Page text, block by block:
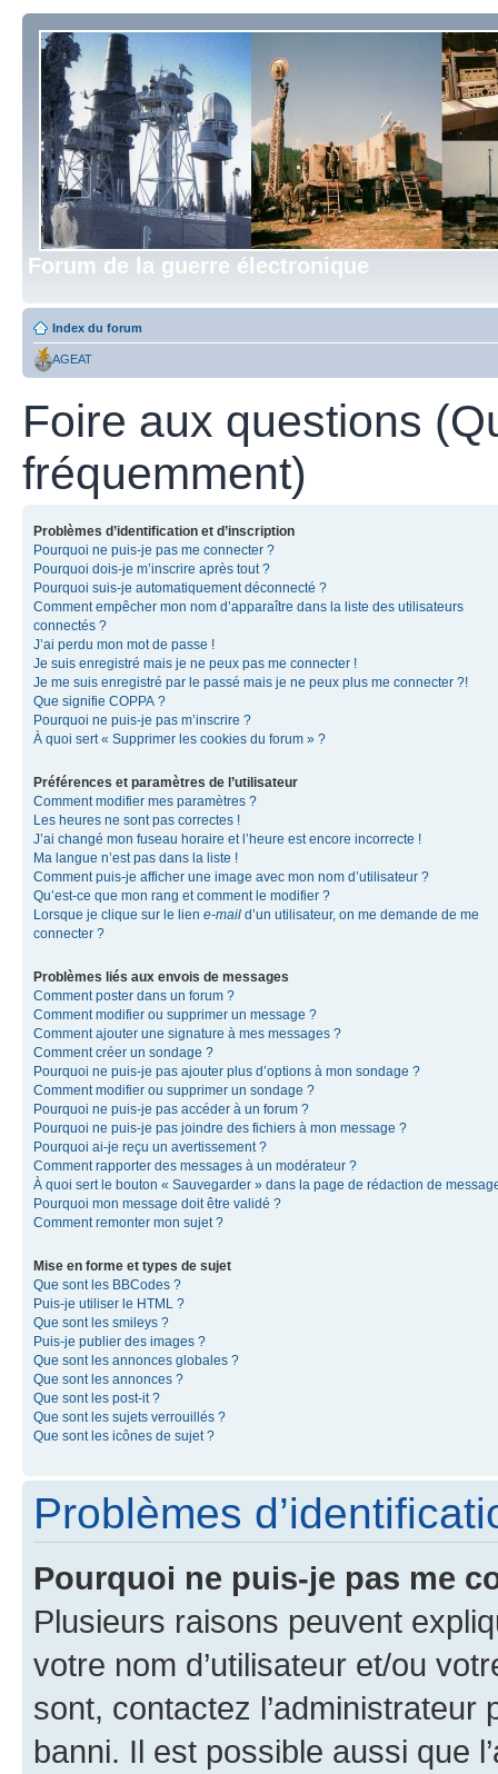
Forum de la guerre électronique
Index du forum
AGEAT
Foire aux questions
fréquemment)
Problèmes d’identification et d’inscription
Pourquoi ne puis-je pas me connecter ?
Pourquoi dois-je m’inscrire après tout ?
Pourquoi suis-je automatiquement déconnecté ?
Comment empêcher mon nom d’apparaître dans la liste des utilisateurs
connectés ?
J’ai perdu mon mot de passe !
Je suis enregistré mais je ne peux pas me connecter !
Je me suis enregistré par le passé mais je ne peux plus me connecter ?!
Que signifie COPPA ?
Pourquoi ne puis-je pas m’inscrire ?
À quoi sert « Supprimer les cookies du forum » ?
Préférences et paramètres de l’utilisateur
Comment modifier mes paramètres ?
Les heures ne sont pas correctes !
J’ai changé mon fuseau horaire et l’heure est encore incorrecte !
Ma langue n’est pas dans la liste !
Comment puis-je afficher une image avec mon nom d’utilisateur ?
Qu’est-ce que mon rang et comment le modifier ?
Lorsque je clique sur le lien e-mail d’un utilisateur, on me demande de me
connecter ?
Problèmes liés aux envois de messages
Comment poster dans un forum ?
Comment modifier ou supprimer un message ?
Comment ajouter une signature à mes messages ?
Comment créer un sondage ?
Pourquoi ne puis-je pas ajouter plus d’options à mon sondage ?
Comment modifier ou supprimer un sondage ?
Pourquoi ne puis-je pas accéder à un forum ?
Pourquoi ne puis-je pas joindre des fichiers à mon message ?
Pourquoi ai-je reçu un avertissement ?
Comment rapporter des messages à un modérateur ?
À quoi sert le bouton « Sauvegarder » dans la page de rédaction de
Pourquoi mon message doit être validé ?
Comment remonter mon sujet ?
Mise en forme et types de sujet
Que sont les BBCodes ?
Puis-je utiliser le HTML ?
Que sont les smileys ?
Puis-je publier des images ?
Que sont les annonces globales ?
Que sont les annonces ?
Que sont les post-it ?
Que sont les sujets verrouillés ?
Que sont les icônes de sujet ?
Problèmes
Pourquoi ne puis-je pas me
Plusieurs raisons peuvent
votre nom d’utilisateur et/ou
sont, contactez l’administrateur
banni. Il est possible aussi que